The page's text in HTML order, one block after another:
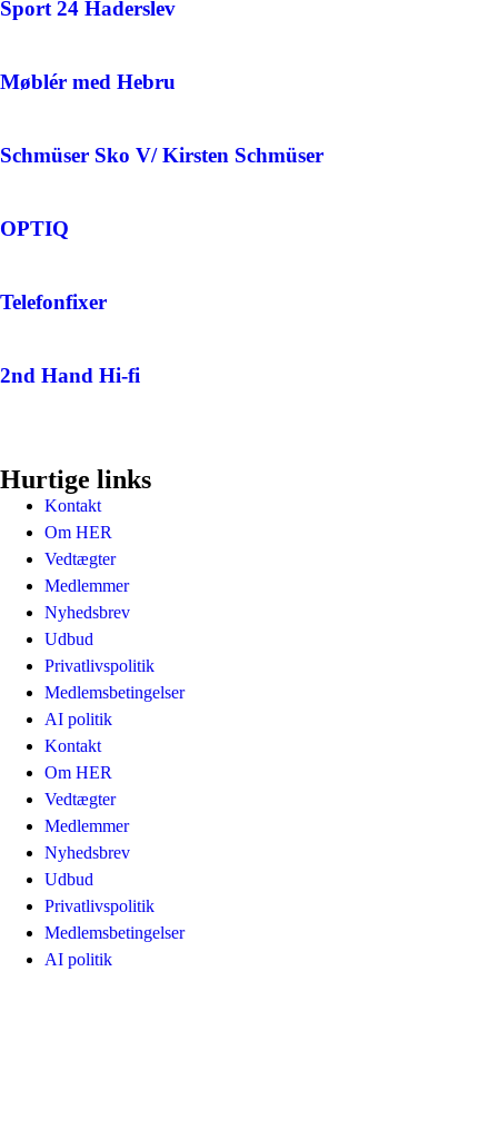
Sport 24 Haderslev
Møblér med Hebru
Schmüser Sko V/ Kirsten Schmüser
OPTIQ
Telefonfixer
2nd Hand Hi-fi
Hurtige links
Kontakt
Om HER
Vedtægter
Medlemmer
Nyhedsbrev
Udbud
Privatlivspolitik
Medlemsbetingelser
AI politik
Kontakt
Om HER
Vedtægter
Medlemmer
Nyhedsbrev
Udbud
Privatlivspolitik
Medlemsbetingelser
AI politik